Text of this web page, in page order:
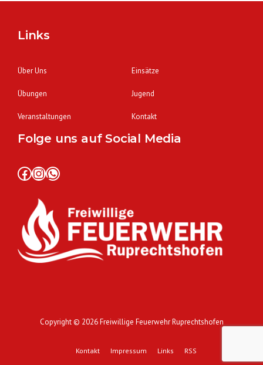
Links
Über Uns Einsätze
Übungen Jugend
Veranstaltungen Kontakt
Folge uns auf Social Media
Facebook InstagramWhatsApp
Copyright © 2026Freiwillige Feuerwehr Ruprechtshofen
Kontakt Impressum Links RSS